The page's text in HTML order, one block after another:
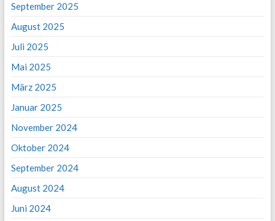
September 2025
August 2025
Juli 2025
Mai 2025
März 2025
Januar 2025
November 2024
Oktober 2024
September 2024
August 2024
Juni 2024